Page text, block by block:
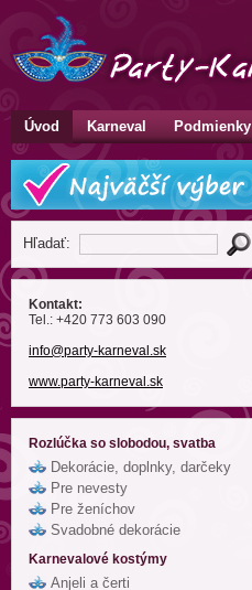
Úvod Karneval Podmienky
Hľadať:
Kontakt:
Tel.: +420 773 603 090
info@party-karneval .sk
www.party-karneval.sk
Rozlúčka so slobodou, svatba
Dekorácie, doplnky, darčeky
Pre nevesty
Pre ženíchov
Svadobné dekorácie
Karnevalové kostýmy
Anjeli a čerti